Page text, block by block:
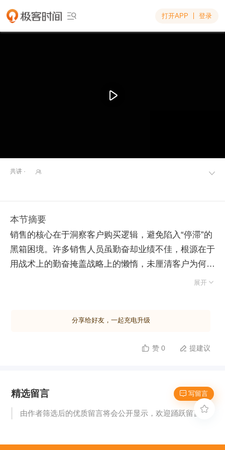
 打开APP 登录

共讲 · 
本节摘要
销售的核心在于洞察客户购买逻辑，避免陷入“停滞”的
黑箱困境。许多销售人员虽勤奋却业绩不佳，根源在于
用战术上的勤奋掩盖战略上的懒惰，未厘清客户为何购
买。客户决策遵循三层思维漏斗：首先是认知型思维，
下优选品牌并做出决策。高价商品的决策过程尤为漫
末倒置，一上来就强行推销产品优势或催促成交，试图
资源浪费在无效沟通上。正确的销售策略应顺势而为，
严格对齐客户的思维路径：在认知阶段投入最多时间帮
展开 
分享给好友，一起充电升级
 赞 0  提建议
 写留言
精选留言
由作者筛选后的优质留言将会公开显示，欢迎踊跃留言。
